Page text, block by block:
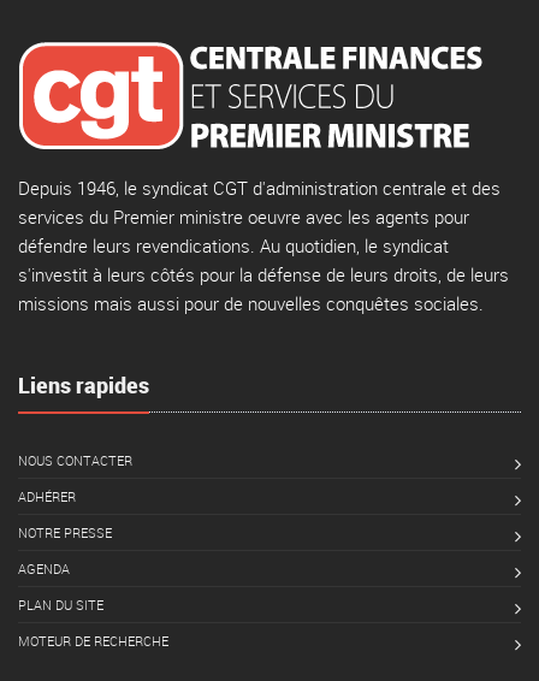
Depuis 1946, le syndicat CGT d'administration centrale et des
services du Premier ministre oeuvre avec les agents pour
défendre leurs revendications. Au quotidien, le syndicat
s'investit à leurs côtés pour la défense de leurs droits, de leurs
missions mais aussi pour de nouvelles conquêtes sociales.
Liens rapides
NOUS CONTACTER
ADHÉRER
NOTRE PRESSE
AGENDA
PLAN DU SITE
MOTEUR DE RECHERCHE